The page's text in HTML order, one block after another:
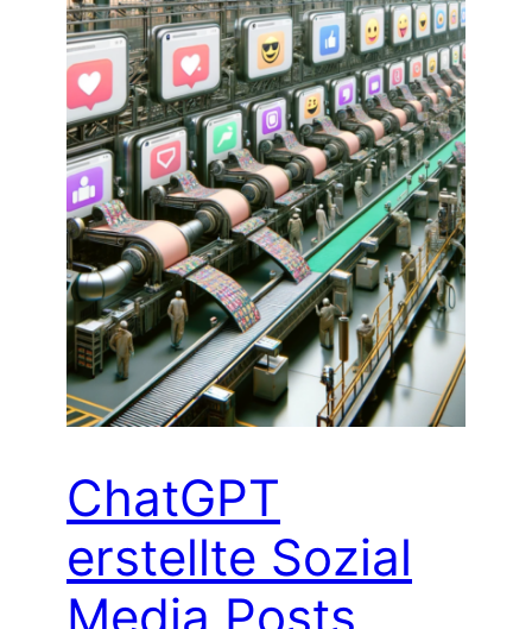
ChatGPT
erstellte Sozial